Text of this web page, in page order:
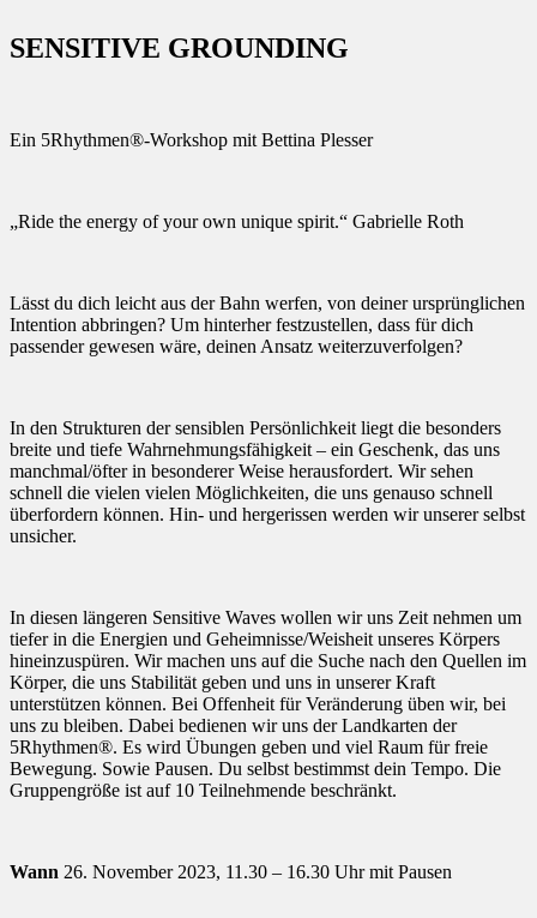
SENSITIVE GROUNDING
Ein 5Rhythmen®-Workshop mit Bettina Plesser
„Ride the energy of your own unique spirit.“ Gabrielle Roth
Lässt du dich leicht aus der Bahn werfen, von deiner ursprünglichen
Intention abbringen? Um hinterher festzustellen, dass für dich
passender gewesen wäre, deinen Ansatz weiterzuverfolgen?
In den Strukturen der sensiblen Persönlichkeit liegt die besonders
breite und tiefe Wahrnehmungsfähigkeit – ein Geschenk, das uns
manchmal/öfter in besonderer Weise herausfordert. Wir sehen
schnell die vielen vielen Möglichkeiten, die uns genauso schnell
überfordern können. Hin- und hergerissen werden wir unserer selbst
unsicher.
In diesen längeren Sensitive Waves wollen wir uns Zeit nehmen um
tiefer in die Energien und Geheimnisse/Weisheit unseres Körpers
hineinzuspüren. Wir machen uns auf die Suche nach den Quellen im
Körper, die uns Stabilität geben und uns in unserer Kraft
unterstützen können. Bei Offenheit für Veränderung üben wir, bei
uns zu bleiben. Dabei bedienen wir uns der Landkarten der
5Rhythmen®. Es wird Übungen geben und viel Raum für freie
Bewegung. Sowie Pausen. Du selbst bestimmst dein Tempo. Die
Gruppengröße ist auf 10 Teilnehmende beschränkt.
Wann 26. November 2023, 11.30 – 16.30 Uhr mit Pausen